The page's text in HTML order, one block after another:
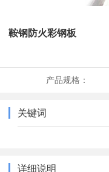
鞍钢防火彩钢板
产品规格：
关键词
详细说明